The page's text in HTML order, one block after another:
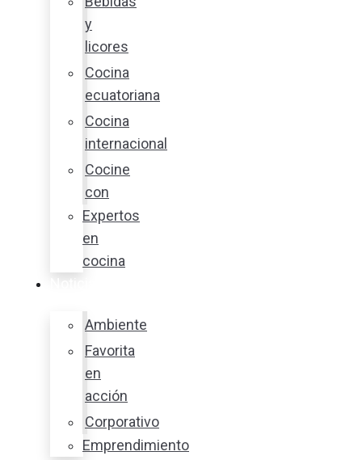
y
licores
Cocina
ecuatoriana
Cocina
internacional
Cocine
con
Expertos
en
cocina
Ambiente
Favorita
en
acción
Corporativo
Emprendimiento